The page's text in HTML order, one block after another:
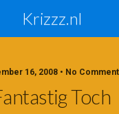
Krizzz.nl
16, 2008 • No
Toch